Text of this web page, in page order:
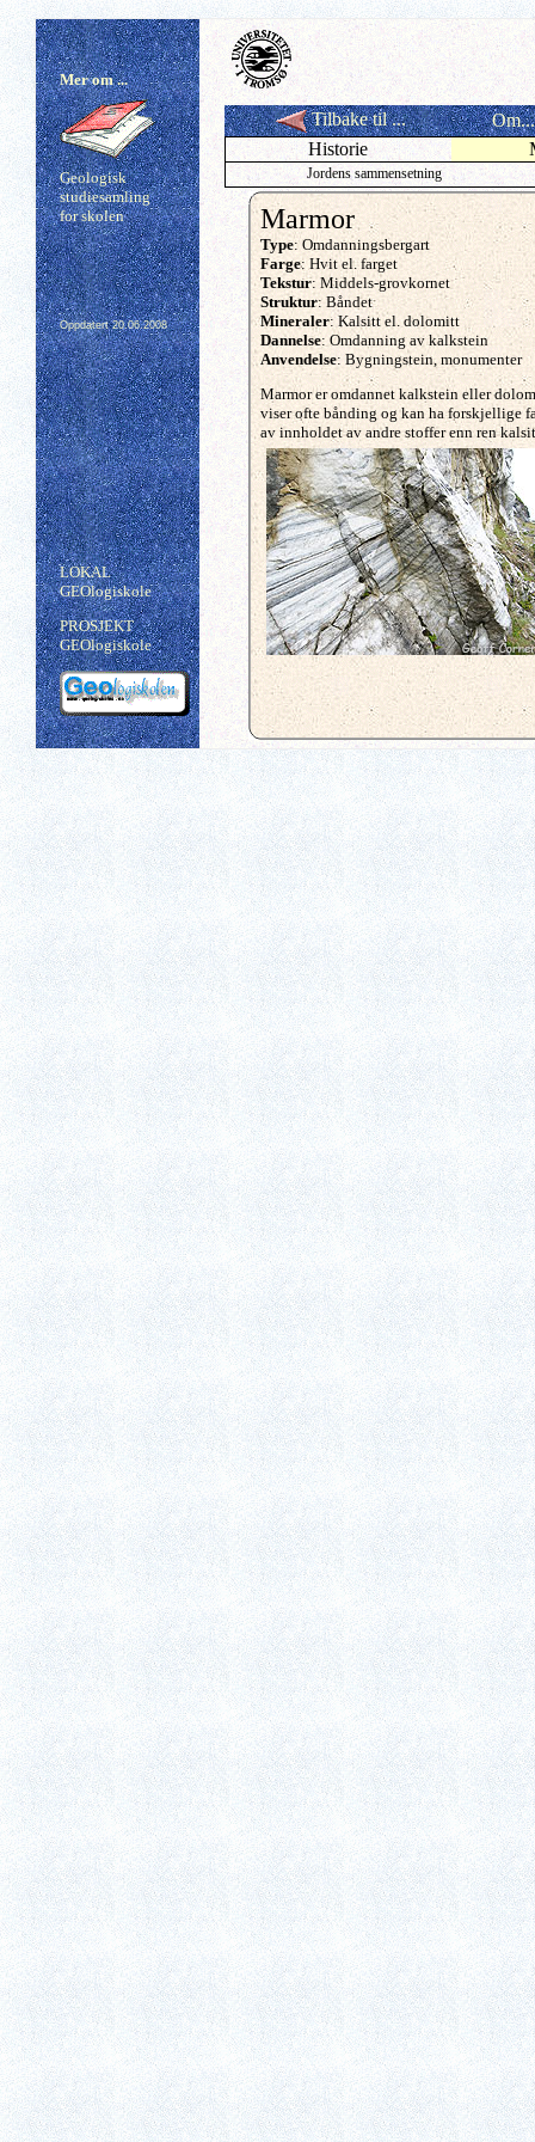
Mer om ...
Geologisk
studiesamling
for skolen
Oppdatert20.06.2008
LOKAL
GEOlogiskole
PROSJEKT
GEOlogiskole
Tilbake til ...
Om...
Historie
Jordens sammensetning
Marmor
Type: Omdanningsbergart
Farge: Hvit el. farget
Tekstur: Middels-grovkornet
Struktur: Båndet
Mineraler: Kalsitt el. dolomitt
Dannelse: Omdanning av kalkstein
Anvendelse: Bygningstein, monumenter
Marmor er omdannet kalkstein eller
viser ofte bånding og kan ha forskjellige
av innholdet av andre stoffer enn ren